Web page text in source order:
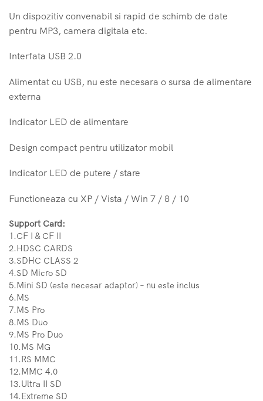
Un dispozitiv convenabil si rapid de schimb de date
pentru MP3, camera digitala etc.
Interfata USB 2.0
Alimentat cu USB, nu este necesara o sursa de alimentare
externa
Indicator LED de alimentare
Design compact pentru utilizator mobil
Indicator LED de putere / stare
Functioneaza cu XP / Vista / Win 7 / 8 / 10
Support Card:
1.CF I & CF II
2.HDSC CARDS
3.SDHC CLASS 2
4.SD Micro SD
5.Mini SD (este necesar adaptor) – nu este inclus
6.MS
7.MS Pro
8.MS Duo
9.MS Pro Duo
10.MS MG
11.RS MMC
12.MMC 4.0
13.Ultra II SD
14.Extreme SD